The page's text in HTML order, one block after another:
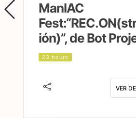
ManIAC
ión)”, de Bot
23 hours
VER